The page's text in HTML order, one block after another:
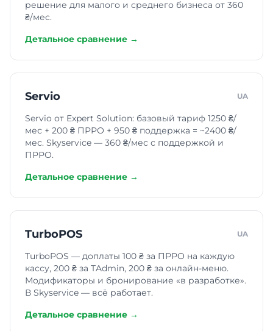
Парикмахерская
Маникюрный салон
Косметология
решение для малого и среднего бизнеса от 360
₴/мес.
Детальное сравнение →
Servio UA
Servio от Expert Solution: базовый тариф 1250 ₴/
мес + 200 ₴ ПРРО + 950 ₴ поддержка = ~2400 ₴/
мес. Skyservice — 360 ₴/мес с поддержкой и
ПРРО.
Детальное сравнение →
TurboPOS UA
TurboPOS — доплаты 100 ₴ за ПРРО на каждую
кассу, 200 ₴ за TAdmin, 200 ₴ за онлайн-меню.
Модификаторы и бронирование «в разработке».
В Skyservice — всё работает.
Детальное сравнение →